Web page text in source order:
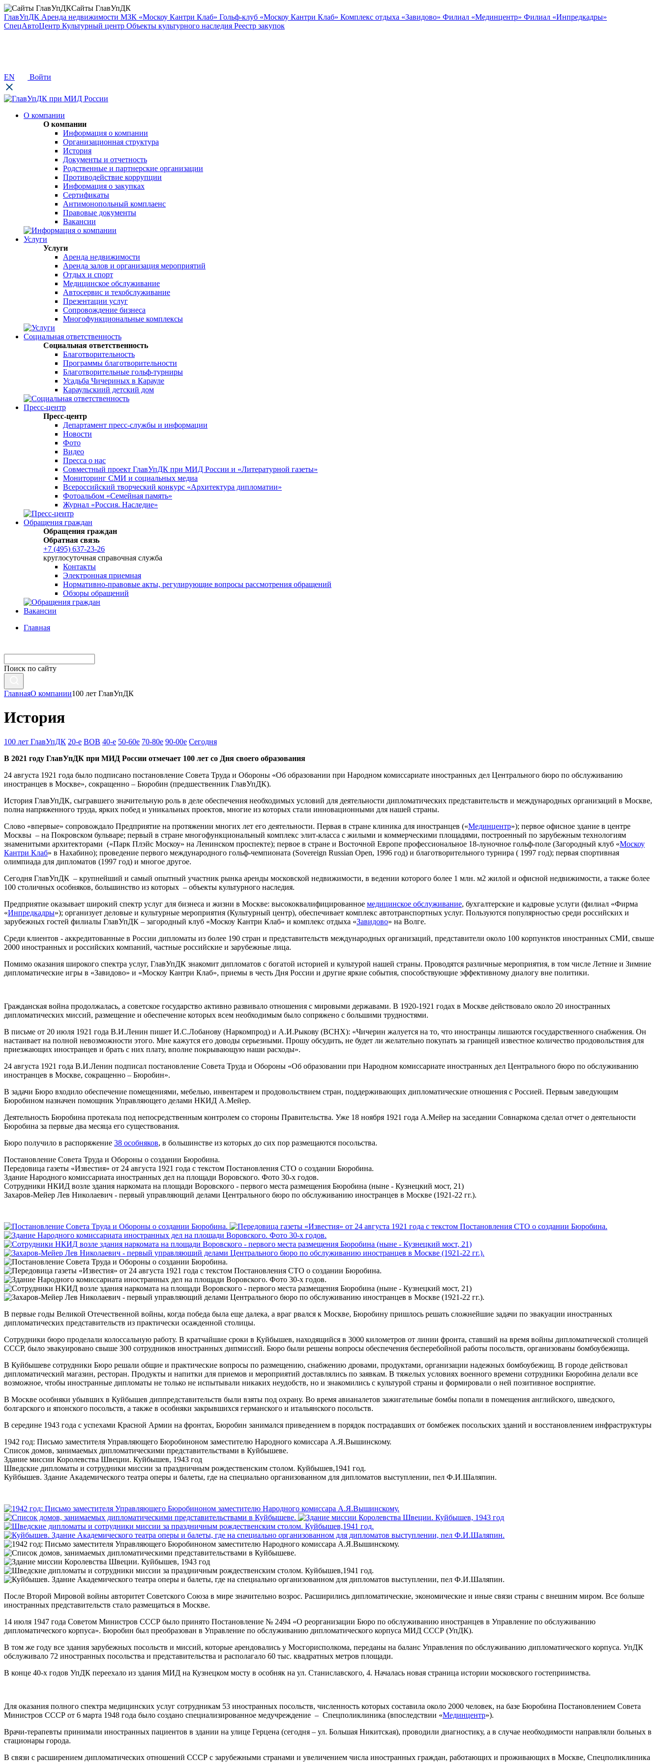
Сайты ГлавУпДК
ГлавУпДК Аренда недвижимости МЗК «Москоу Кантри Клаб» Гольф-клуб «Москоу Кантри Клаб» Комплекс отдыха «Завидово» Филиал «Мединцентр» Филиал «Инпредкадры»
СпецАвтоЦентр Культурный центр Объекты культурного наследия Реестр закупок
EN Войти
О компании
О компании
Информация о компании
Организационная структура
История
Документы и отчетность
Родственные и партнерские организации
Противодействие коррупции
Информация о закупках
Сертификаты
Антимонопольный комплаенс
Правовые документы
Вакансии
Услуги
Услуги
Аренда недвижимости
Аренда залов и организация мероприятий
Отдых и спорт
Медицинское обслуживание
Автосервис и техобслуживание
Презентации услуг
Сопровождение бизнеса
Многофункциональные комплексы
Социальная ответственность
Социальная ответственность
Благотворительность
Программы благотворительности
Благотворительные гольф-турниры
Усадьба Чичериных в Карауле
Караульскиий детский дом
Пресс-центр
Пресс-центр
Департамент пресс-службы и информации
Новости
Фото
Видео
Пресса о нас
Совместный проект ГлавУпДК при МИД России и «Литературной газеты»
Мониторинг СМИ и социальных медиа
Всероссийский творческий конкурс «Архитектура дипломатии»
Фотоальбом «Семейная память»
Журнал «Россия. Наследие»
Обращения граждан
Обращения граждан
Обратная связь
+7 (495) 637-23-26
круглосуточная справочная служба
Контакты
Электронная приемная
Нормативно-правовые акты, регулирующие вопросы рассмотрения обращений
Обзоры обращений
Вакансии
Главная
Поиск по сайту
ГлавнаяО компании100 лет ГлавУпДК
История
100 лет ГлавУпДК 20-е ВОВ 40-е 50-60е 70-80е 90-00е Сегодня
В 2021 году ГлавУпДК при МИД России отмечает 100 лет со Дня своего образования
24 августа 1921 года было подписано постановление Совета Труда и Обороны «Об образовании при Народном комиссариате иностранных дел Центрального бюро по обслуживанию
иностранцев в Москве», сокращенно – Бюробин (предшественник ГлавУпДК).
История ГлавУпДК, сыгравшего значительную роль в деле обеспечения необходимых условий для деятельности дипломатических представительств и международных организаций в Москве,
полна напряженного труда, ярких побед и уникальных проектов, многие из которых стали инновационными для нашей страны.
Слово «впервые» сопровождало Предприятие на протяжении многих лет его деятельности. Первая в стране клиника для иностранцев («Мединцентр»); первое офисное здание в центре
Москвы – на Покровском бульваре; первый в стране многофункциональный комплекс элит-класса с жилыми и коммерческими площадями, построенный по зарубежным технологиям
знаменитыми архитекторами («Парк Плэйс Москоу» на Ленинском проспекте); первое в стране и Восточной Европе профессиональное 18-луночное гольф-поле (Загородный клуб «Москоу
Кантри Клаб» в Нахабино); проведение первого международного гольф-чемпионата (Sovereign Russian Open, 1996 год) и благотворительного турнира ( 1997 год); первая спортивная
олимпиада для дипломатов (1997 год) и многое другое.
Сегодня ГлавУпДК – крупнейший и самый опытный участник рынка аренды московской недвижимости, в ведении которого более 1 млн. м2 жилой и офисной недвижимости, а также более
100 столичных особняков, большинство из которых – объекты культурного наследия.
Предприятие оказывает широкий спектр услуг для бизнеса и жизни в Москве: высококвалифицированное медицинское обслуживание, бухгалтерские и кадровые услуги (филиал «Фирма
«Инпредкадры»); организует деловые и культурные мероприятия (Культурный центр), обеспечивает комплекс автотранспортных услуг. Пользуются популярностью среди российских и
зарубежных гостей филиалы ГлавУпДК – загородный клуб «Москоу Кантри Клаб» и комплекс отдыха «Завидово» на Волге.
Среди клиентов - аккредитованные в России дипломаты из более 190 стран и представительств международных организаций, представители около 100 корпунктов иностранных СМИ, свыше
2000 иностранных и российских компаний, частные российские и зарубежные лица.
Помимо оказания широкого спектра услуг, ГлавУпДК знакомит дипломатов с богатой историей и культурой нашей страны. Проводятся различные мероприятия, в том числе Летние и Зимние
дипломатические игры в «Завидово» и «Москоу Кантри Клаб», приемы в честь Дня России и другие яркие события, способствующие эффективному диалогу вне политики.
Гражданская война продолжалась, а советское государство активно развивало отношения с мировыми державами. В 1920-1921 годах в Москве действовало около 20 иностранных
дипломатических миссий, размещение и обеспечение которых всем необходимым было сопряжено с большими трудностями.
В письме от 20 июля 1921 года В.И.Ленин пишет И.С.Лобанову (Наркомпрод) и А.И.Рыкову (ВСНХ): «Чичерин жалуется на то, что иностранцы лишаются государственного снабжения. Он
настаивает на полной невозможности этого. Мне кажутся его доводы серьезными. Прошу обсудить, не будет ли желательно покупать за границей известное количество продовольствия для
приезжающих иностранцев и брать с них плату, вполне покрывающую наши расходы».
24 августа 1921 года В.И.Ленин подписал постановление Совета Труда и Обороны «Об образовании при Народном комиссариате иностранных дел Центрального бюро по обслуживанию
иностранцев в Москве, сокращенно – Бюробин».
В задачи Бюро входило обеспечение помещениями, мебелью, инвентарем и продовольствием стран, поддерживающих дипломатические отношения с Россией. Первым заведующим
Бюробином назначен помощник Управляющего делами НКИД А.Мейер.
Деятельность Бюробина протекала под непосредственным контролем со стороны Правительства. Уже 18 ноября 1921 года А.Мейер на заседании Совнаркома сделал отчет о деятельности
Бюробина за первые два месяца его существования.
Бюро получило в распоряжение 38 особняков, в большинстве из которых до сих пор размещаются посольства.
Постановление Совета Труда и Обороны о создании Бюробина.
Передовица газеты «Известия» от 24 августа 1921 года с текстом Постановления СТО о создании Бюробина.
Здание Народного комиссариата иностранных дел на площади Воровского. Фото 30-х годов.
Сотрудники НКИД возле здания наркомата на площади Воровского - первого места размещения Бюробина (ныне - Кузнецкий мост, 21)
Захаров-Мейер Лев Николаевич - первый управляющий делами Центрального бюро по обслуживанию иностранцев в Москве (1921-22 гг.).
В первые годы Великой Отечественной войны, когда победа была еще далека, а враг рвался к Москве, Бюробину пришлось решать сложнейшие задачи по эвакуации иностранных
дипломатических представительств из практически осажденной столицы.
Сотрудники бюро проделали колоссальную работу. В кратчайшие сроки в Куйбышев, находящийся в 3000 километров от линии фронта, ставший на время войны дипломатической столицей
СССР, было эвакуировано свыше 300 сотрудников иностранных дипмиссий. Бюро были решены вопросы обеспечения бесперебойной работы посольств, организованы бомбоубежища.
В Куйбышеве сотрудники Бюро решали общие и практические вопросы по размещению, снабжению дровами, продуктами, организации надежных бомбоубежищ. В городе действовал
дипломатический магазин, ресторан. Продукты и напитки для приемов и мероприятий доставлялись по заявкам. В тяжелых условиях военного времени сотрудники Бюробина делали все
возможное, чтобы иностранные дипломаты не только не испытывали никаких неудобств, но и знакомились с культурой страны и формировали о ней позитивное восприятие.
В Москве особняки убывших в Куйбышев диппредставительств были взяты под охрану. Во время авианалетов зажигательные бомбы попали в помещения английского, шведского,
болгарского и японского посольств, а также в особняки закрывшихся германского и итальянского посольств.
В середине 1943 года с успехами Красной Армии на фронтах, Бюробин занимался приведением в порядок пострадавших от бомбежек посольских зданий и восстановлением инфраструктуры
1942 год: Письмо заместителя Управляющего Бюробиноном заместителю Народного комиссара А.Я.Вышинскому.
Список домов, занимаемых дипломатическими представительствами в Куйбышеве.
Здание миссии Королевства Швеции. Куйбышев, 1943 год
Шведские дипломаты и сотрудники миссии за праздничным рождественским столом. Куйбышев,1941 год.
Куйбышев. Здание Академического театра оперы и балеты, где на специально организованном для дипломатов выступлении, пел Ф.И.Шаляпин.
После Второй Мировой войны авторитет Советского Союза в мире значительно возрос. Расширились дипломатические, экономические и иные связи страны с внешним миром. Все больше
иностранных представительств стало размещаться в Москве.
14 июля 1947 года Советом Министров СССР было принято Постановление № 2494 «О реорганизации Бюро по обслуживанию иностранцев в Управление по обслуживанию
дипломатического корпуса». Бюробин был преобразован в Управление по обслуживанию дипломатического корпуса МИД СССР (УпДК).
В том же году все здания зарубежных посольств и миссий, которые арендовались у Мосгорисполкома, переданы на баланс Управления по обслуживанию дипломатического корпуса. УпДК
обслуживало 72 иностранных посольства и представительства и располагало 60 тыс. квадратных метров площади.
В конце 40-х годов УпДК переехало из здания МИД на Кузнецком мосту в особняк на ул. Станиславского, 4. Началась новая страница истории московского гостеприимства.
Для оказания полного спектра медицинских услуг сотрудникам 53 иностранных посольств, численность которых составила около 2000 человек, на базе Бюробина Постановлением Совета
Министров СССР от 6 марта 1948 года было создано специализированное медучреждение – Спецполиклиника (впоследствии «Мединцентр»).
Врачи-терапевты принимали иностранных пациентов в здании на улице Герцена (сегодня – ул. Большая Никитская), проводили диагностику, а в случае необходимости направляли больных в
стационары города.
В связи с расширением дипломатических отношений СССР с зарубежными странами и увеличением числа иностранных граждан, работающих и проживающих в Москве, Спецполиклиника